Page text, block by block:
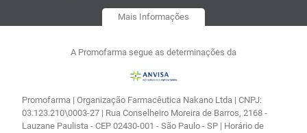
Mais Informações
A Promofarma segue as determinações da
Promofarma | Organização Farmacêutica Nakano Ltda | CNPJ:
03.123.210\0003-27 | Rua Conselheiro Moreira de Barros, 2168 -
Lauzane Paulista - CEP 02430-001 - São Paulo - SP | Horário de